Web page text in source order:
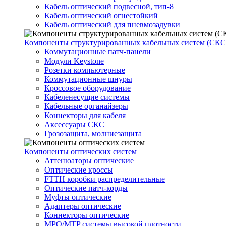
Кабель оптический подвесной, тип-8
Кабель оптический огнестойкий
Кабель оптический для пневмозадувки
Компоненты структурированных кабельных систем
Коммутационные патч-панели
Модули Keystone
Розетки компьютерные
Коммутационные шнуры
Кроссовое оборудование
Кабеленесущие системы
Кабельные органайзеры
Коннекторы для кабеля
Аксессуары СКС
Грозозащита, молниезащита
Компоненты оптических систем
Аттенюаторы оптические
Оптические кроссы
FTTH коробки распределительные
Оптические патч-корды
Муфты оптические
Адаптеры оптические
Коннекторы оптические
MPO/MTP системы высокой плотности